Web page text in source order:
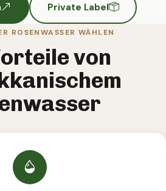
Private Label
ROSENWASSER WÄHLEN
von